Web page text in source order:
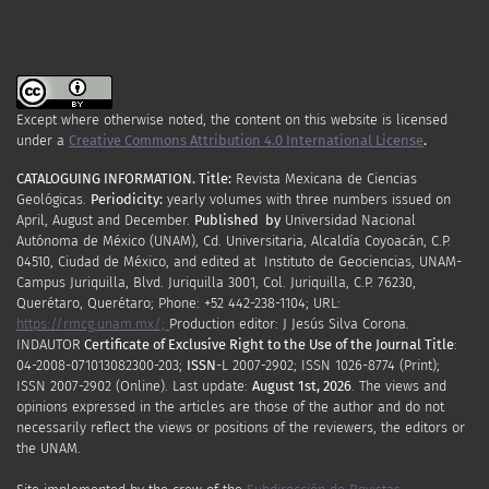
Except where otherwise noted, the content on this website is licensed
under a Creative Commons Attribution 4.0 International License.
CATALOGUING INFORMATION. Title: Revista Mexicana de Ciencias
Geológicas. Periodicity: yearly volumes with three numbers issued on
April, Augustand December. Published by Universidad Nacional
Autónoma de México (UNAM), Cd. Universitaria, Alcaldía Coyoacán, C.P.
04510, Ciudad de México, and edited at Instituto de Geociencias, UNAM-
Campus Juriquilla, Blvd. Juriquilla 3001, Col. Juriquilla, C.P. 76230,
Querétaro, Querétaro; Phone: +52 442-238-1104; URL:
https://rmcg.unam.mx/; Production editor: J Jesús Silva Corona.
INDAUTOR Certificate of Exclusive Right to the Use of the Journal Title:
04-2008-071013082300-203; ISSN-L 2007-2902; ISSN 1026-8774 (Print);
ISSN 2007-2902 (Online). Last update: August 1st, 2026. The views and
opinions expressed in the articles are those of the author and do not
necessarily reflect the views or positions of the reviewers, the editors or
the UNAM.